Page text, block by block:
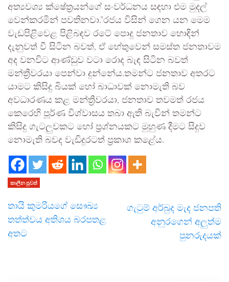
අත්‍යවශ්‍ය ක්ෂේත්‍රයන්ගේ සංවර්ධනය සඳහා එම මුදල්
වෙන්කරමින් පවතිනවා.”රජය විසින් ගෙන යන මෙම
වැඩපිළිවෙළ පිළිබඳව රටේ පොදු ජනතාව හොඳින්
දැනුවත් වී සිටින බවත්, ඒ හේතුවෙන් සමස්ත ජනතාවම
අද වනවිට ආණ්ඩුව වටා රොද බැඳ සිටින බවත්
මන්ත්‍රීවරයා පෙන්වා දුන්නේය.තමන්ට ජනතාව අතරට
යාමට කිසිදු බියක් හෝ බාධාවක් නොමැති බව
අවධාරණය කළ මන්ත්‍රීවරයා, ජනතාව තවමත් රජය
කෙරෙහි පූර්ණ විශ්වාසය තබා ඇති බැවින් තමන්ට
කිසිදු ගැටලුවකට හෝ ප්‍රශ්නයකට මුහුණ දීමට සිදුව
නොමැති බවද වැඩිදුරටත් ප්‍රකාශ කළේය.
කාලීන පුවත්
තායි කුමරියගේ සෞඛ්‍ය
තත්ත්වය අතිශය බරපතළ
අතට
ගැටුම් අර්බුද මැද ජනපති
අනුරගෙන් අලුත්ම
පුනරුදයක්